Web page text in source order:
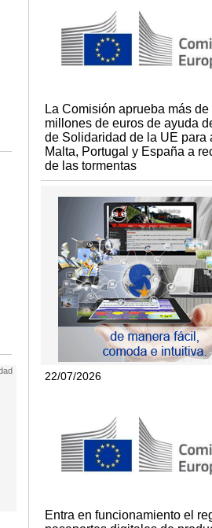
La Comisión aprueba más de
millones de euros de ayuda
de Solidaridad de la UE para
Malta, Portugal y España a
de las tormentas
22/07/2026
Entra en funcionamiento el